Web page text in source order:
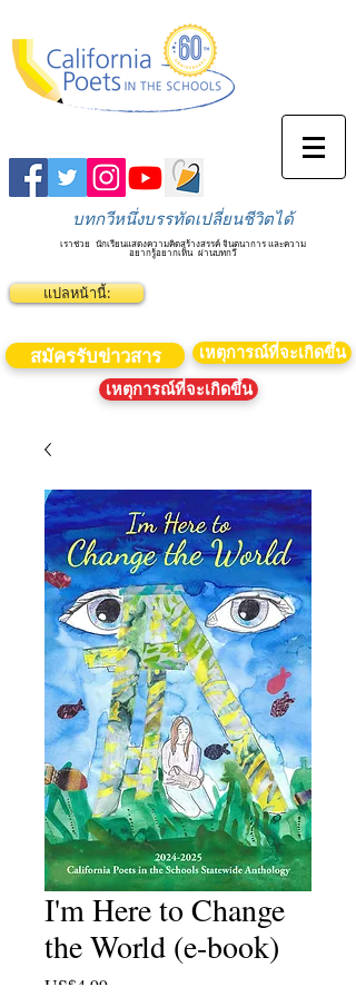
บทกวีหนึ่งบรรทัดเปลี่ยนชีวิตได้
เราช่วย นักเรียนแสดงความคิดสร้างสรรค์ จินตนาการ และความ
อยากรู้อยากเห็น ผ่านบทกวี
แปลหน้านี้:
สมัครรับข่าวสาร
เหตุการณ์ที่จะเกิดขึ้น
เหตุการณ์ที่จะเกิดขึ้น
I'm Here to Change
the World (e-book)
US$4.99ราคา